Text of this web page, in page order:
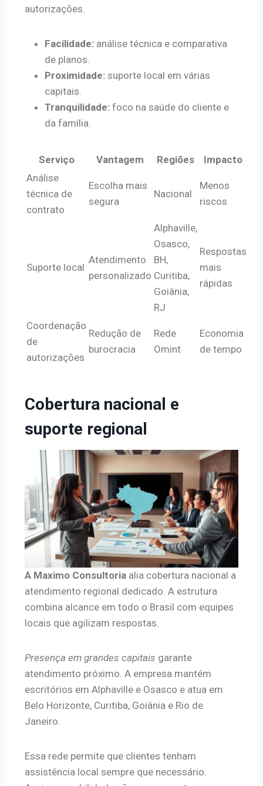
autorizações.
Facilidade: análise técnica e comparativa
de planos.
Proximidade: suporte local em várias
capitais.
Tranquilidade: foco na saúde do cliente e
da família.
Serviço Vantagem Regiões
Impacto
Análise
técnica de
contrato
Escolha mais
segura
Nacional
Menos
riscos
Suporte local
Atendimento
personalizado
Alphaville,
Osasco,
BH,
Curitiba,
Goiânia,
RJ
Respostas
mais
rápidas
Coordenação
de
autorizações
Redução de
burocracia
Rede
Omint
Economia
de tempo
Cobertura nacional e
suporte regional
A Maximo Consultoria alia cobertura nacional a
atendimento regional dedicado. A estrutura
combina alcance em todo o Brasil com equipes
locais que agilizam respostas.
Presença em grandes capitais garante
atendimento próximo. A empresa mantém
escritórios em Alphaville e Osasco e atua em
Belo Horizonte, Curitiba, Goiânia e Rio de
Janeiro.
Essa rede permite que clientes tenham
assistência local sempre que necessário.